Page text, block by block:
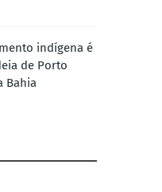
indígena é
de Porto
Bahia